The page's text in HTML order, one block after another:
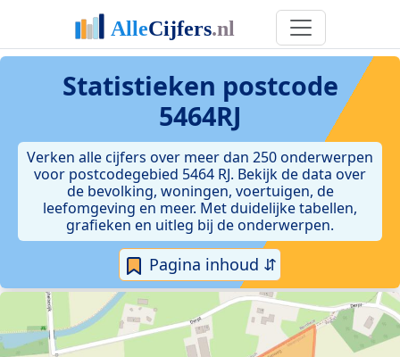
Statistieken postcode
5464RJ
Verken alle cijfers over meer dan 250 onderwerpen
voor postcodegebied 5464 RJ. Bekijk de data over
de bevolking, woningen, voertuigen, de
leefomgeving en meer. Met duidelijke tabellen,
grafieken en uitleg bij de onderwerpen.
Pagina inhoud ⇵